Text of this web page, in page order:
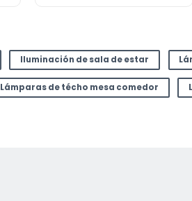
Iluminación de sala de estar
Lámparas de técho mesa comedor